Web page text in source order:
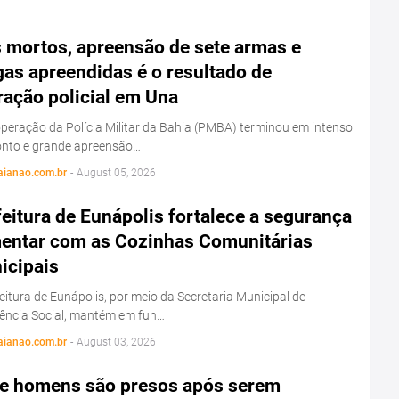
mortos, apreensão de sete armas e
apreendidas é o resultado de
policial em Una
da Polícia Militar da Bahia (PMBA) terminou em intenso
e grande apreensão…
- August 05, 2026
de Eunápolis fortalece a segurança
com as Cozinhas Comunitárias
de Eunápolis, por meio da Secretaria Municipal de
Social, mantém em fun…
- August 03, 2026
homens são presos após serem